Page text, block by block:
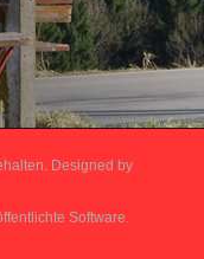
Designed by
Software.